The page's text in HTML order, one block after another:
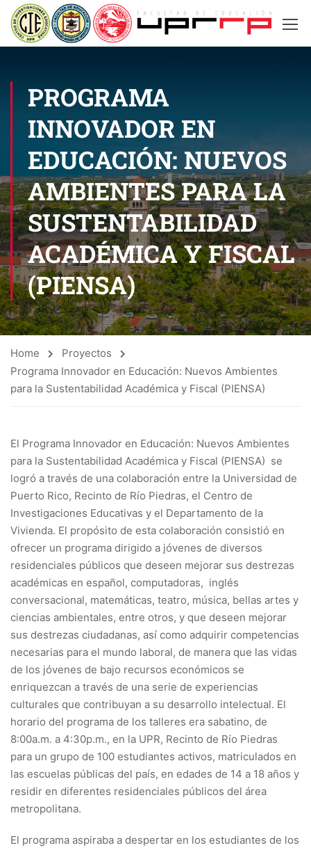
PROGRAMA
INNOVADOR EN
EDUCACIÓN: NUEVOS
AMBIENTES PARA LA
SUSTENTABILIDAD
ACADÉMICA Y FISCAL
(PIENSA)
Home
Proyectos
Programa Innovador en Educación: Nuevos Ambientes
para la Sustentabilidad Académica y Fiscal (PIENSA)
El Programa Innovador en Educación: Nuevos Ambientes
para la Sustentabilidad Académica y Fiscal (PIENSA) se
logró a través de una colaboración entre la Universidad de
Puerto Rico, Recinto de Río Piedras, el Centro de
Investigaciones Educativas y el Departamento de la
Vivienda. El propósito de esta colaboración consistió en
ofrecer un programa dirigido a jóvenes de diversos
residenciales públicos que deseen mejorar sus destrezas
académicas en español, computadoras, inglés
conversacional, matemáticas, teatro, música, bellas artes y
ciencias ambientales, entre otros, y que deseen mejorar
sus destrezas ciudadanas, así como adquirir competencias
necesarias para el mundo laboral, de manera que las vidas
de los jóvenes de bajo recursos económicos se
enriquezcan a través de una serie de experiencias
culturales que contribuyan a su desarrollo intelectual. El
horario del programa de los talleres era sabatino, de
8:00a.m. a 4:30p.m., en la UPR, Recinto de Río Piedras
para un grupo de 100 estudiantes activos, matriculados en
las escuelas públicas del país, en edades de 14 a 18 años y
residir en diferentes residenciales públicos del área
metropolitana.
El programa aspiraba a despertar en los estudiantes de los